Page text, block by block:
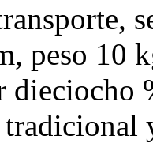
peso 10